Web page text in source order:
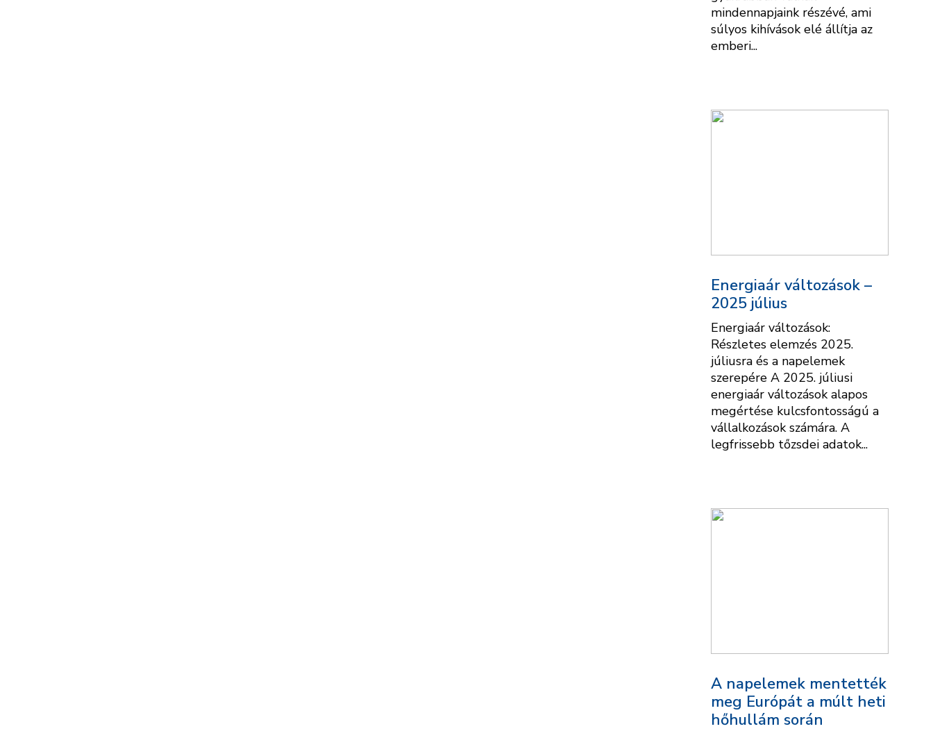
mindennapjaink részévé, ami
súlyos kihívások elé állítja az
emberi...
Energiaár változások –
2025 július
Energiaár változások:
Részletes elemzés 2025.
júliusra és a napelemek
szerepére A 2025. júliusi
energiaár változások alapos
megértése kulcsfontosságú a
vállalkozások számára. A
legfrissebb tőzsdei adatok...
A napelemek mentették
meg Európát a múlt heti
hőhullám során